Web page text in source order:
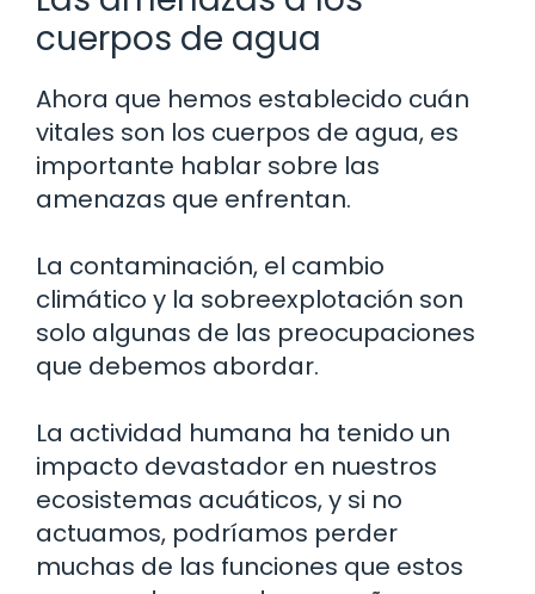
cuerpos de agua
Ahora que hemos establecido cuán
vitales son los cuerpos de agua, es
importante hablar sobre las
amenazas que enfrentan.
La contaminación, el cambio
climático y la sobreexplotación son
solo algunas de las preocupaciones
que debemos abordar.
La actividad humana ha tenido un
impacto devastador en nuestros
ecosistemas acuáticos, y si no
actuamos, podríamos perder
muchas de las funciones que estos